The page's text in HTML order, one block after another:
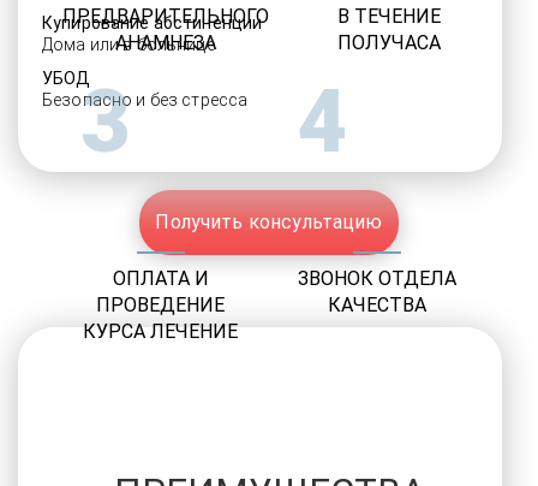
Купирование абстиненции
Дома или в больнице
УБОД
Безопасно и без стресса
Получить консультацию
ПРЕДВАРИТЕЛЬНОГО
АНАМНЕЗА
В ТЕЧЕНИЕ
ПОЛУЧАСА
3
ОПЛАТА И
ПРОВЕДЕНИЕ
КУРСА ЛЕЧЕНИЕ
4
ЗВОНОК ОТДЕЛА
КАЧЕСТВА